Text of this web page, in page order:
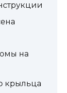
на
крыльца